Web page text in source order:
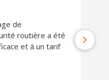
de
routière a été
et à un tarif